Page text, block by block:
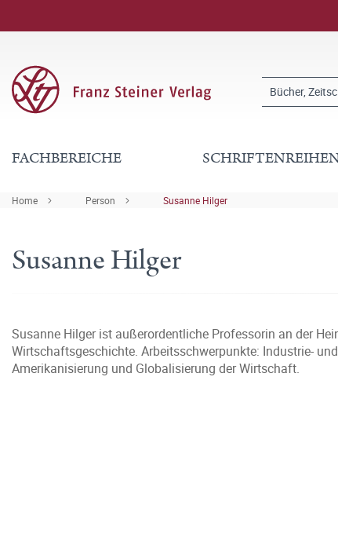
FACHBEREICHE
Home Person Susanne Hilger
Susanne Hilger
Susanne Hilger ist außerordentliche Professorin an der
Wirtschaftsgeschichte. Arbeitsschwerpunkte: Industrie-
Amerikanisierung und Globalisierung der Wirtschaft.